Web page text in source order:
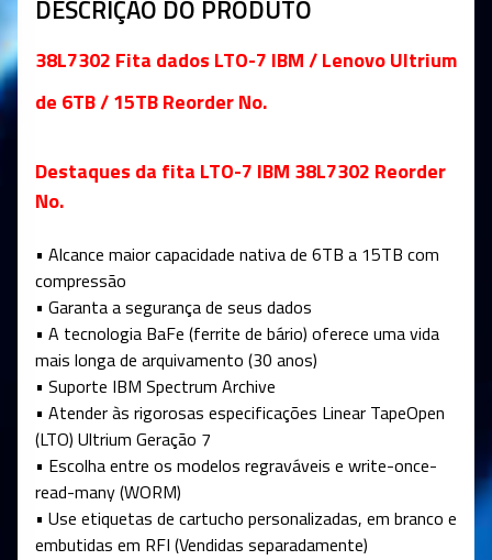
DESCRIÇÃO DO PRODUTO
38L7302 Fita dados LTO-7 IBM / Lenovo Ultrium
de 6TB / 15TB Reorder No.
Destaques da fita LTO-7 IBM 38L7302 Reorder
No.
• Alcance maior capacidade nativa de 6TB a 15TB com
compressão
• Garanta a segurança de seus dados
• A tecnologia BaFe (ferrite de bário) oferece uma vida
mais longa de arquivamento (30 anos)
• Suporte IBM Spectrum Archive
• Atender às rigorosas especificações Linear TapeOpen
(LTO) Ultrium Geração 7
• Escolha entre os modelos regraváveis e write-once-
read-many (WORM)
• Use etiquetas de cartucho personalizadas, em branco e
embutidas em RFI (Vendidas separadamente)